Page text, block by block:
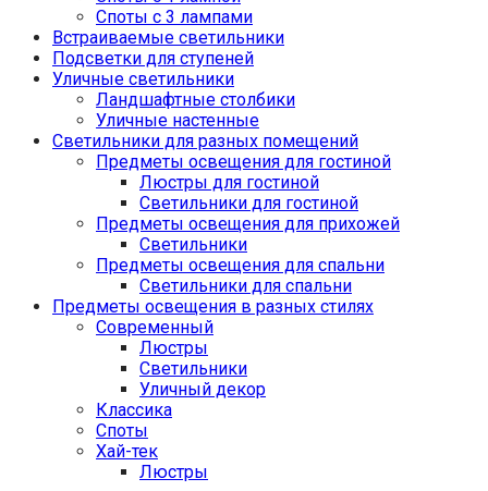
Споты с 3 лампами
Встраиваемые светильники
Подсветки для ступеней
Уличные светильники
Ландшафтные столбики
Уличные настенные
Светильники для разных помещений
Предметы освещения для гостиной
Люстры для гостиной
Светильники для гостиной
Предметы освещения для прихожей
Светильники
Предметы освещения для спальни
Светильники для спальни
Предметы освещения в разных стилях
Cовременный
Люстры
Светильники
Уличный декор
Классика
Споты
Хай-тек
Люстры